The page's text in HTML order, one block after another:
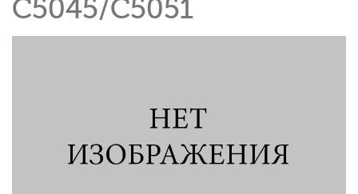
C5045/C5051